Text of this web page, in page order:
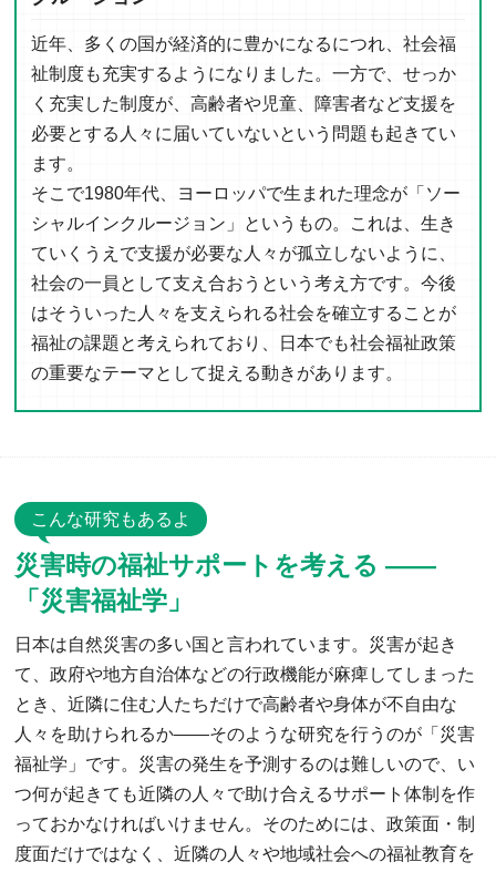
近年、多くの国が経済的に豊かになるにつれ、社会福
祉制度も充実するようになりました。一方で、せっか
く充実した制度が、高齢者や児童、障害者など支援を
必要とする人々に届いていないという問題も起きてい
ます。
そこで1980年代、ヨーロッパで生まれた理念が「ソー
シャルインクルージョン」というもの。これは、生き
ていくうえで支援が必要な人々が孤立しないように、
社会の一員として支え合おうという考え方です。今後
はそういった人々を支えられる社会を確立することが
福祉の課題と考えられており、日本でも社会福祉政策
の重要なテーマとして捉える動きがあります。
こんな研究もあるよ
災害時の福祉サポートを考える ——
「災害福祉学」
日本は自然災害の多い国と言われています。災害が起き
て、政府や地方自治体などの行政機能が麻痺してしまった
とき、近隣に住む人たちだけで高齢者や身体が不自由な
人々を助けられるか――そのような研究を行うのが「災害
福祉学」です。災害の発生を予測するのは難しいので、い
つ何が起きても近隣の人々で助け合えるサポート体制を作
っておかなければいけません。そのためには、政策面・制
度面だけではなく、近隣の人々や地域社会への福祉教育を